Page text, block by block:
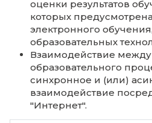
образовательной
Открытый доступ
сайте и в личном
Электронного
https://org.kiu39.ru/
Приказ Об